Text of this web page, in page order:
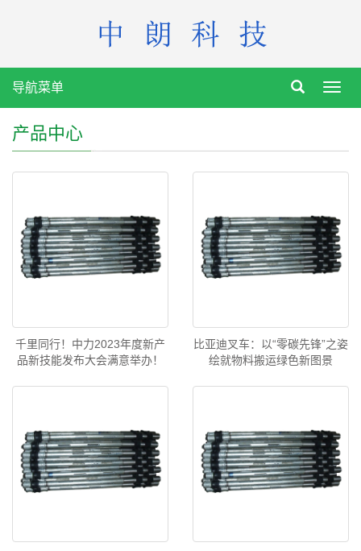
导航菜单
产品中心
千里同行！中力2023年度新产
品新技能发布大会满意举办！
比亚迪叉车：以“零碳先锋”之姿
绘就物料搬运绿色新图景